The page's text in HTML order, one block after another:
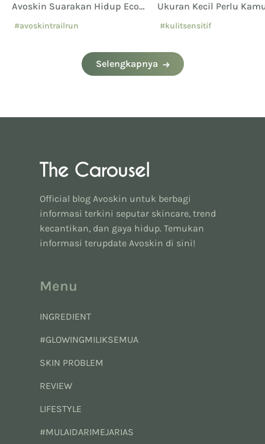
Avoskin Suarakan Hidup Eco
#avoskintrailrun
Ukuran Kecil Perlu
#kulitsensitif
Selengkapnya
Official blog Avoskin untuk berbagi
informasi terkini seputar skincare, trend
kecantikan, dan gaya hidup. Temukan
informasi terupdate Avoskin di sini!
Menu
INGREDIENT
#GLOWINGMILIKSEMUA
SKIN PROBLEM
REVIEW
LIFESTYLE
#MULAIDARIMEJARIAS